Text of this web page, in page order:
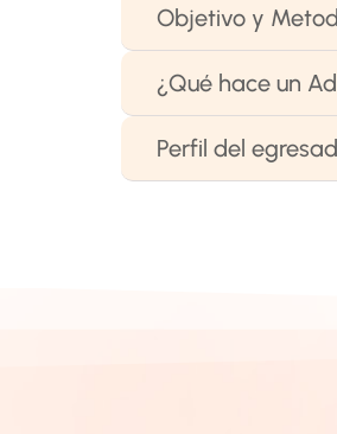
Objetivo y
¿Qué hace un
Perfil del